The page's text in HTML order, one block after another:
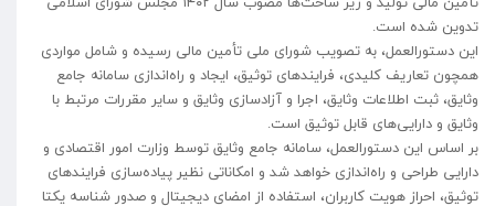
تدوین شده است.
این دستورالعمل، به تصویب شورای ملی تأمین مالی رسیده و شامل مواردی
همچون تعاریف کلیدی، فرایندهای توثیق، ایجاد و راه‌اندازی سامانه جامع
وثایق، ثبت اطلاعات وثایق، اجرا و آزادسازی وثایق و سایر مقررات مرتبط با
وثایق و دارایی‌های قابل توثیق است.
بر اساس این دستورالعمل، سامانه جامع وثایق توسط وزارت امور اقتصادی و
دارایی طراحی و راه‌اندازی خواهد شد و امکاناتی نظیر پیاده‌سازی فرایندهای
توثیق، احراز هویت کاربران، استفاده از امضای دیجیتال و صدور شناسه یکتا